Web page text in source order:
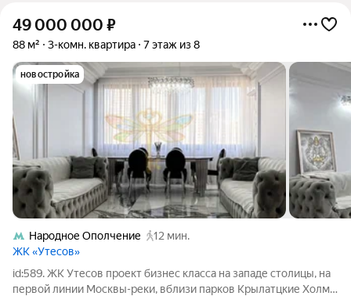
49 000 000 ₽
88 м² 3-комн. квартира 7 этаж из 8
новостройка
Народное Ополчение
12 мин.
ЖК «Утесов»
id:589. ЖК Утесов проект бизнес класса на западе столицы, на
первой линии Москвы-реки, вблизи парков Крылатцкие Холмы